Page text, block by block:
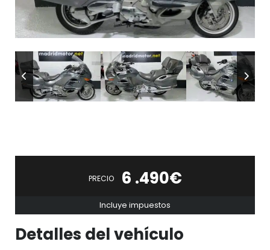
PRECIO 6 .490€
Incluye impuestos
Detalles del vehículo